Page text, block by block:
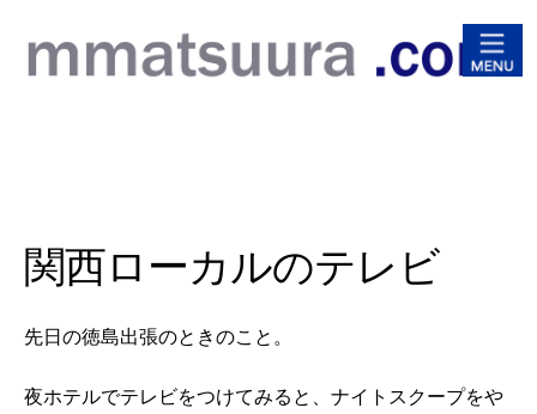
松
関西ローカルのテレビ
先日の徳島出張のときのこと。
夜ホテルでテレビをつけてみると、ナイトスクープをや